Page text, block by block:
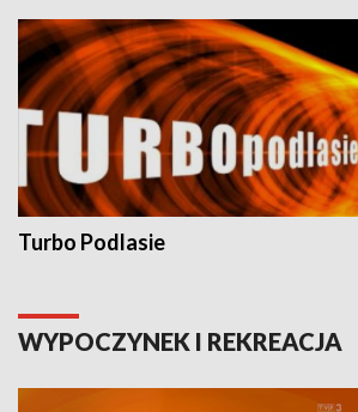
Turbo Podlasie
WYPOCZYNEK I REKREACJA